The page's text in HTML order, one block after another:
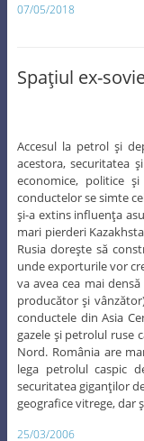
07/05/2018
Spaţiul ex-
Accesul la petrol şi
acestora, securitatea
economice, politice
conductelor se simte
şi-a extins influenţa
mari pierderi
Rusia doreşte să
unde exporturile vor
va avea cea mai
producător şi
conductele din Asia
gazele şi petrolul ruse
Nord. România are
lega petrolul caspic
securitatea giganţilor
geografice vitrege, dar
25/03/2006